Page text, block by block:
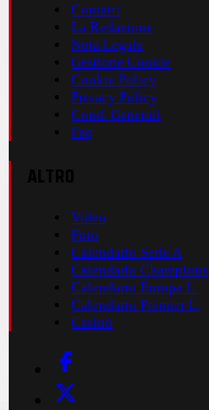
Contatti
La Redazione
Nota Legale
Gestione Cookie
Cookie Policy
Privacy Policy
Cond. Generali
Faq
Video
Foto
Calendario Serie A
Calendario Champions
Calendario Europa L.
Calendario Premier L.
Casinò